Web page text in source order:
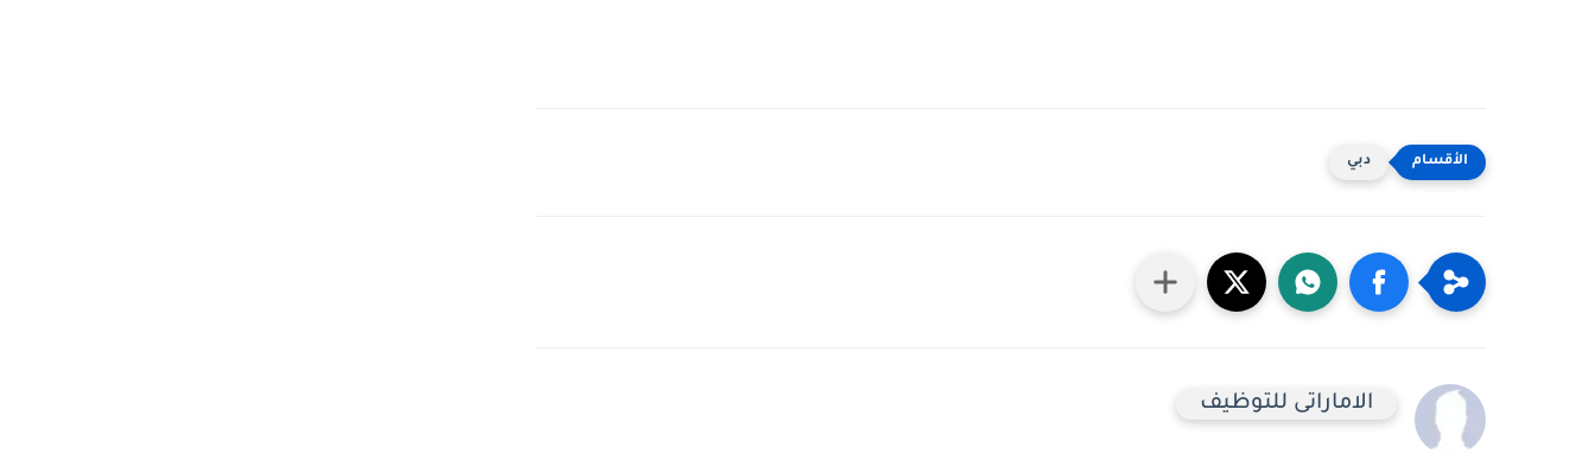
دبي
الاماراتى للتوظيف